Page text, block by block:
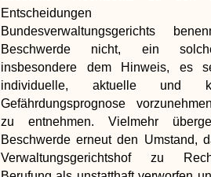
Entscheidungen
Bundesverwaltungsgerichts
Beschwerde nicht, ein
insbesondere dem Hinweis, es
individuelle, aktuelle und
Gefährdungsprognose
zu entnehmen. Vielmehr
Beschwerde erneut den Umstand,
Verwaltungsgerichtshof zu